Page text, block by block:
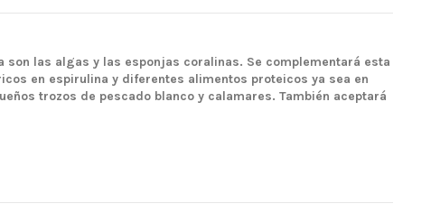
son las algas y las esponjas coralinas. Se complementará esta
en espirulina y diferentes alimentos proteicos ya sea en
trozos de pescado blanco y calamares. También aceptará